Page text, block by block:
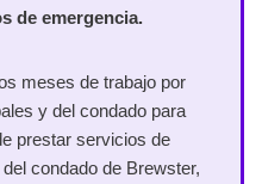
de emergencia.
meses de trabajo por
y del condado para
prestar servicios de
condado de Brewster,